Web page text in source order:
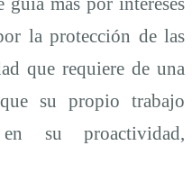
la protección de las
que requiere de una
su propio trabajo
en su proactividad,